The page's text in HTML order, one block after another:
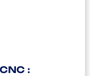
: